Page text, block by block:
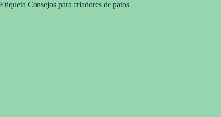
Etiqueta Consejos para criadores de patos